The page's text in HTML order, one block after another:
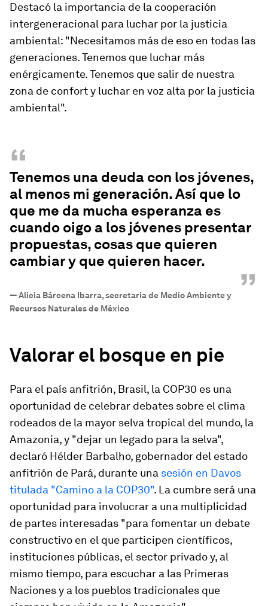
Destacó la importancia de la cooperación
intergeneracional para luchar por la justicia
ambiental: "Necesitamos más de eso en todas las
generaciones. Tenemos que luchar más
enérgicamente. Tenemos que salir de nuestra
zona de confort y luchar en voz alta por la justicia
ambiental".
“
Tenemos una deuda con los jóvenes,
al menos mi generación. Así que lo
que me da mucha esperanza es
cuando oigo a los jóvenes presentar
propuestas, cosas que quieren
cambiar y que quieren hacer.
”
—Alicia Bárcena Ibarra, secretaria de Medio Ambiente y
Recursos Naturales de México
Valorar el bosque en pie
Para el país anfitrión, Brasil, la COP30 es una
oportunidad de celebrar debates sobre el clima
rodeados de la mayor selva tropical del mundo, la
Amazonia, y "dejar un legado para la selva",
declaró Hélder Barbalho, gobernador del estado
anfitrión de Pará, durante una sesión en Davos
titulada "Camino a la COP30". La cumbre será una
oportunidad para involucrar a una multiplicidad
de partes interesadas "para fomentar un debate
constructivo en el que participen científicos,
instituciones públicas, el sector privado y, al
mismo tiempo, para escuchar a las Primeras
Naciones y a los pueblos tradicionales que